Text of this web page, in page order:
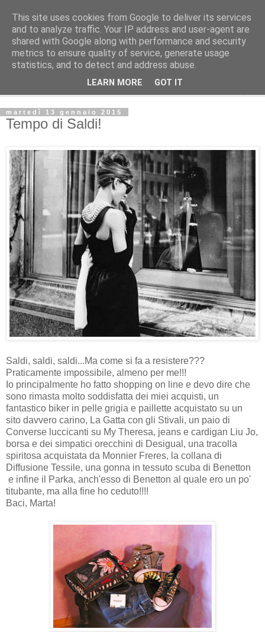
La Gatta Rosa Blog
By Marta Bardelli
martedì 13 gennaio 2015
Tempo di Saldi!
Saldi, saldi, saldi...Ma come si fa a resistere???
Praticamente impossibile, almeno per me!!!
Io principalmente ho fatto shopping on line e devo dire che
sono rimasta molto soddisfatta dei miei acquisti, un
fantastico biker in pelle grigia e paillette acquistato su un
sito davvero carino, La Gatta con gli Stivali, un paio di
Converse luccicanti su My Theresa, jeans e cardigan Liu Jo,
borsa e dei simpatici orecchini di Desigual, una tracolla
spiritosa acquistata da Monnier Freres, la collana di
Diffusione Tessile, una gonna in tessuto scuba di Benetton
e infine il Parka, anch'esso di Benetton al quale ero un po'
titubante, ma alla fine ho ceduto!!!!
Baci, Marta!
This site uses cookies from Google to deliver its services
and to analyze traffic. Your IP address and user-agent are
shared with Google along with performance and security
metrics to ensure quality of service, generate usage
statistics, and to detect and address abuse.
LEARN MORE GOT IT